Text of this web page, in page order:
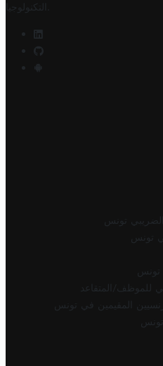
التكنولوجيا
تونس
تونس
للموظف/المتقاعد
المقيمين في تونس